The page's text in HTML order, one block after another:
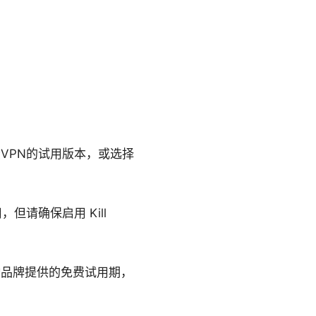
的试用版本，或选择
但请确保启用 Kill
牌提供的免费试用期，